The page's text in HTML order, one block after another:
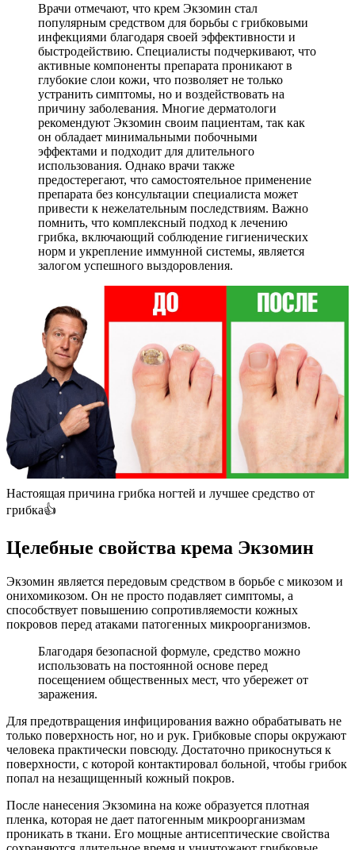
Врачи отмечают, что крем Экзомин стал
популярным средством для борьбы с грибковыми
инфекциями благодаря своей эффективности и
быстродействию. Специалисты подчеркивают, что
активные компоненты препарата проникают в
глубокие слои кожи, что позволяет не только
устранить симптомы, но и воздействовать на
причину заболевания. Многие дерматологи
рекомендуют Экзомин своим пациентам, так как
он обладает минимальными побочными
эффектами и подходит для длительного
использования. Однако врачи также
предостерегают, что самостоятельное применение
препарата без консультации специалиста может
привести к нежелательным последствиям. Важно
помнить, что комплексный подход к лечению
грибка, включающий соблюдение гигиенических
норм и укрепление иммунной системы, является
залогом успешного выздоровления.
Настоящая причина грибка ногтей и лучшее средство от
грибка👍
Целебные свойства крема Экзомин
Экзомин является передовым средством в борьбе с микозом и
онихомикозом. Он не просто подавляет симптомы, а
способствует повышению сопротивляемости кожных
покровов перед атаками патогенных микроорганизмов.
Благодаря безопасной формуле, средство можно
использовать на постоянной основе перед
посещением общественных мест, что убережет от
заражения.
Для предотвращения инфицирования важно обрабатывать не
только поверхность ног, но и рук. Грибковые споры окружают
человека практически повсюду. Достаточно прикоснуться к
поверхности, с которой контактировал больной, чтобы грибок
попал на незащищенный кожный покров.
После нанесения Экзомина на коже образуется плотная
пленка, которая не дает патогенным микроорганизмам
проникать в ткани. Его мощные антисептические свойства